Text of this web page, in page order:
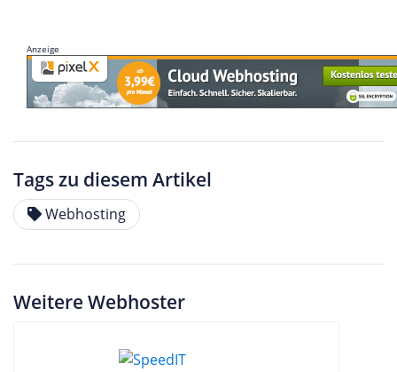
Anzeige
Tags zu diesem Artikel
Webhosting
Weitere Webhoster